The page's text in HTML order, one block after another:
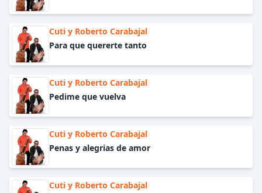
Cuti y Roberto Carabajal
Para que quererte tanto
Cuti y Roberto Carabajal
Pedime que vuelva
Cuti y Roberto Carabajal
Penas y alegrias de amor
Cuti y Roberto Carabajal